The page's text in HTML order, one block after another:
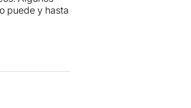
puede y hasta